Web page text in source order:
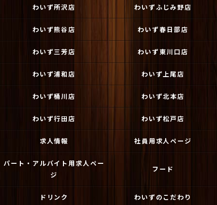
わいず所沢店 わいずふじみ野店
わいず熊谷店 わいず春日部店
わいず三芳店 わいず東川口店
わいず浦和店 わいず上尾店
わいず桶川店 わいず北本店
わいず行田店 わいず松戸店
求人情報 社員用求人ページ
パート・アルバイト用求人ペー
ジ
フード
ドリンク わいずのこだわり